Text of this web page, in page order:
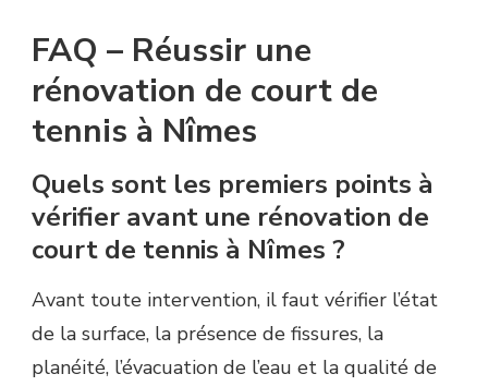
FAQ – Réussir une
rénovation de court de
tennis à Nîmes
Quels sont les premiers points à
vérifier avant une rénovation de
court de tennis à Nîmes ?
Avant toute intervention, il faut vérifier l’état
de la surface, la présence de fissures, la
planéité, l’évacuation de l’eau et la qualité de